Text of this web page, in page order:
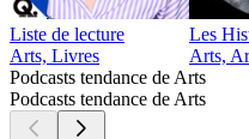
Liste de lecture
Arts, Livres
Les
Arts,
Podcasts tendance de Arts
Podcasts tendance de Arts